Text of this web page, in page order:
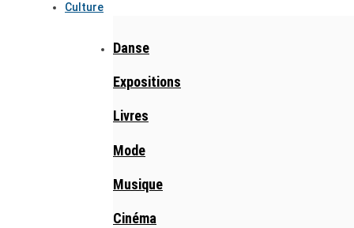
Culture
Danse
Expositions
Livres
Mode
Musique
Cinéma